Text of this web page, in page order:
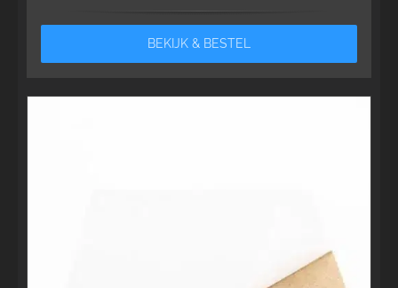
BEKIJK & BESTEL